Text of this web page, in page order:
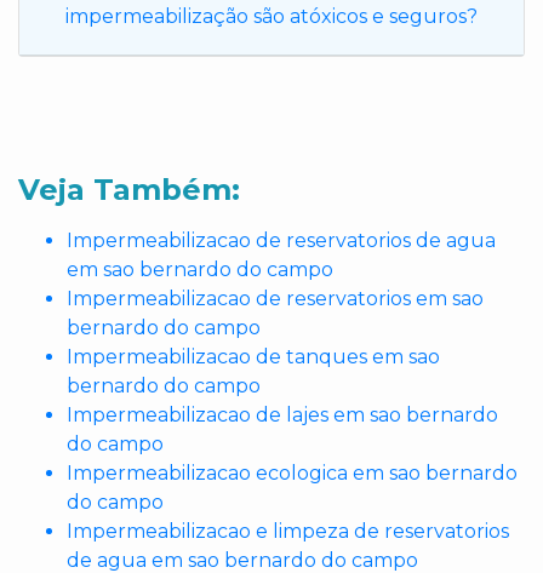
impermeabilização são atóxicos e seguros?
Veja Também:
Impermeabilizacao de reservatorios de agua
em sao bernardo do campo
Impermeabilizacao de reservatorios em sao
bernardo do campo
Impermeabilizacao de tanques em sao
bernardo do campo
Impermeabilizacao de lajes em sao bernardo
do campo
Impermeabilizacao ecologica em sao bernardo
do campo
Impermeabilizacao e limpeza de reservatorios
de agua em sao bernardo do campo